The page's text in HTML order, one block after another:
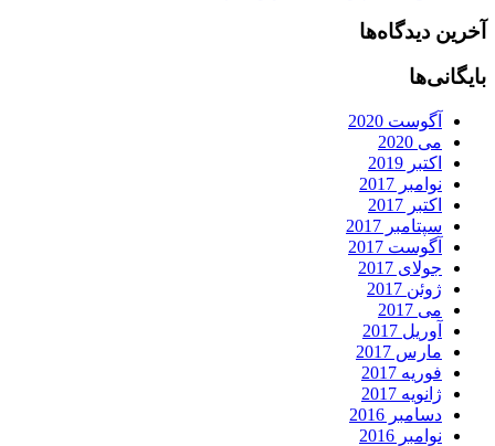
آخرین دیدگاه‌ها
بایگانی‌ها
آگوست 2020
می 2020
اکتبر 2019
نوامبر 2017
اکتبر 2017
سپتامبر 2017
آگوست 2017
جولای 2017
ژوئن 2017
می 2017
آوریل 2017
مارس 2017
فوریه 2017
ژانویه 2017
دسامبر 2016
نوامبر 2016